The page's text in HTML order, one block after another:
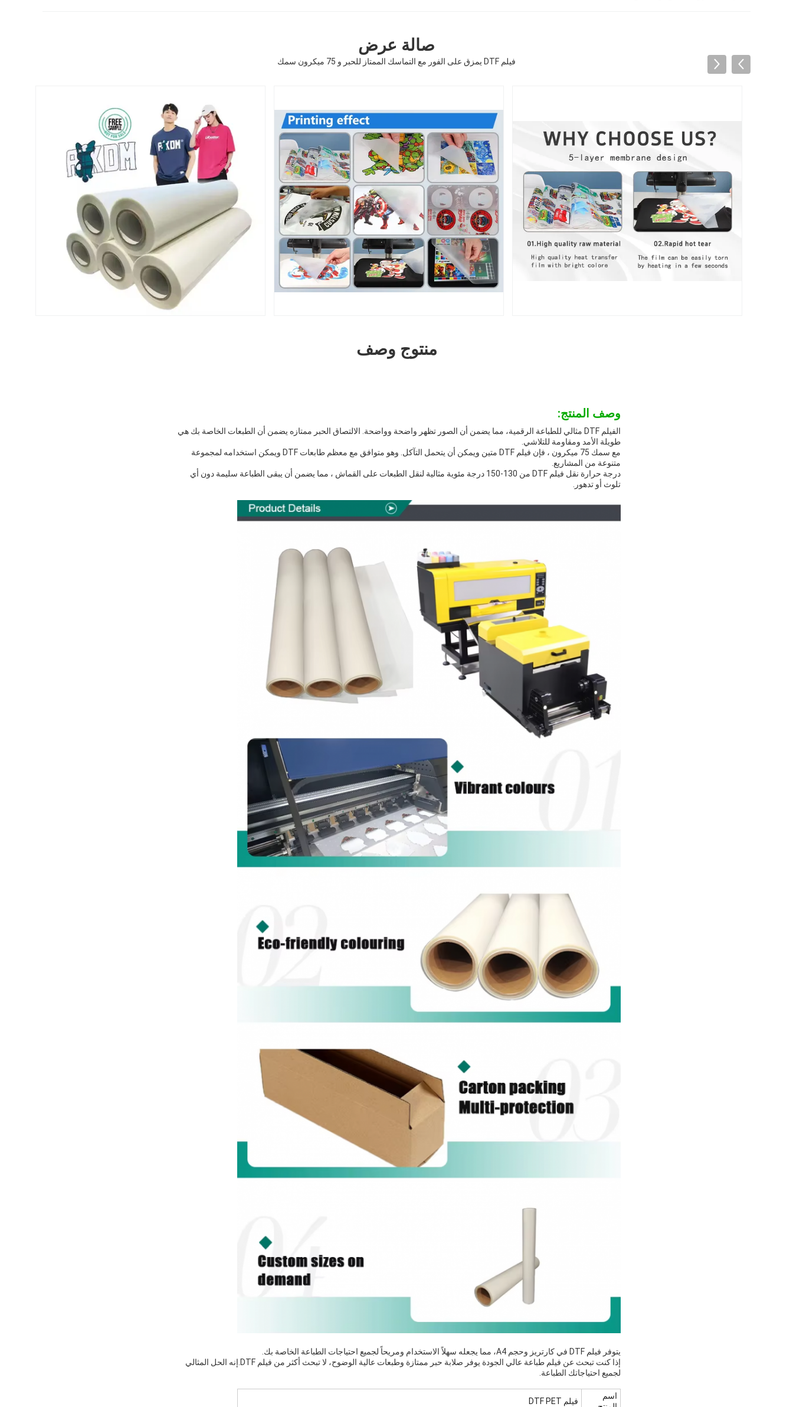
صالة عرض
فيلم DTF يمزق على الفور مع التماسك الممتاز للحبر و 75 ميكرون سمك
منتوج وصف
وصف المنتج:
الفيلم DTF مثالي للطباعة الرقمية، مما يضمن أن الصور تظهر واضحة وواضحة. الالتصاق الحبر ممتازه يضمن أن الطبعات الخاصة بك هي
طويلة الأمد ومقاومة للتلاشي.
مع سمك 75 ميكرون ، فإن فيلم DTF متين ويمكن أن يتحمل التآكل. وهو متوافق مع معظم طابعات DTF ويمكن استخدامه لمجموعة
متنوعة من المشاريع.
درجة حرارة نقل فيلم DTF من 130-150 درجة مئوية مثالية لنقل الطبعات على القماش ، مما يضمن أن يبقى الطباعة سليمة دون أي
تلوث أو تدهور.
يتوفر فيلم DTF في كارتريز وحجم A4، مما يجعله سهلاً الاستخدام ومريحاً لجميع احتياجات الطباعة الخاصة بك.
إذا كنت تبحث عن فيلم طباعة عالي الجودة يوفر صلابة حبر ممتازة وطبعات عالية الوضوح، لا تبحث أكثر من فيلم DTF.إنه الحل المثالي
لجميع احتياجاتك الطباعة.
اسم
فيلم DTF PET